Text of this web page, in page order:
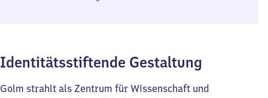
Identitätsstiftende Gestaltung
Golm strahlt als Zentrum für Wissenschaft und